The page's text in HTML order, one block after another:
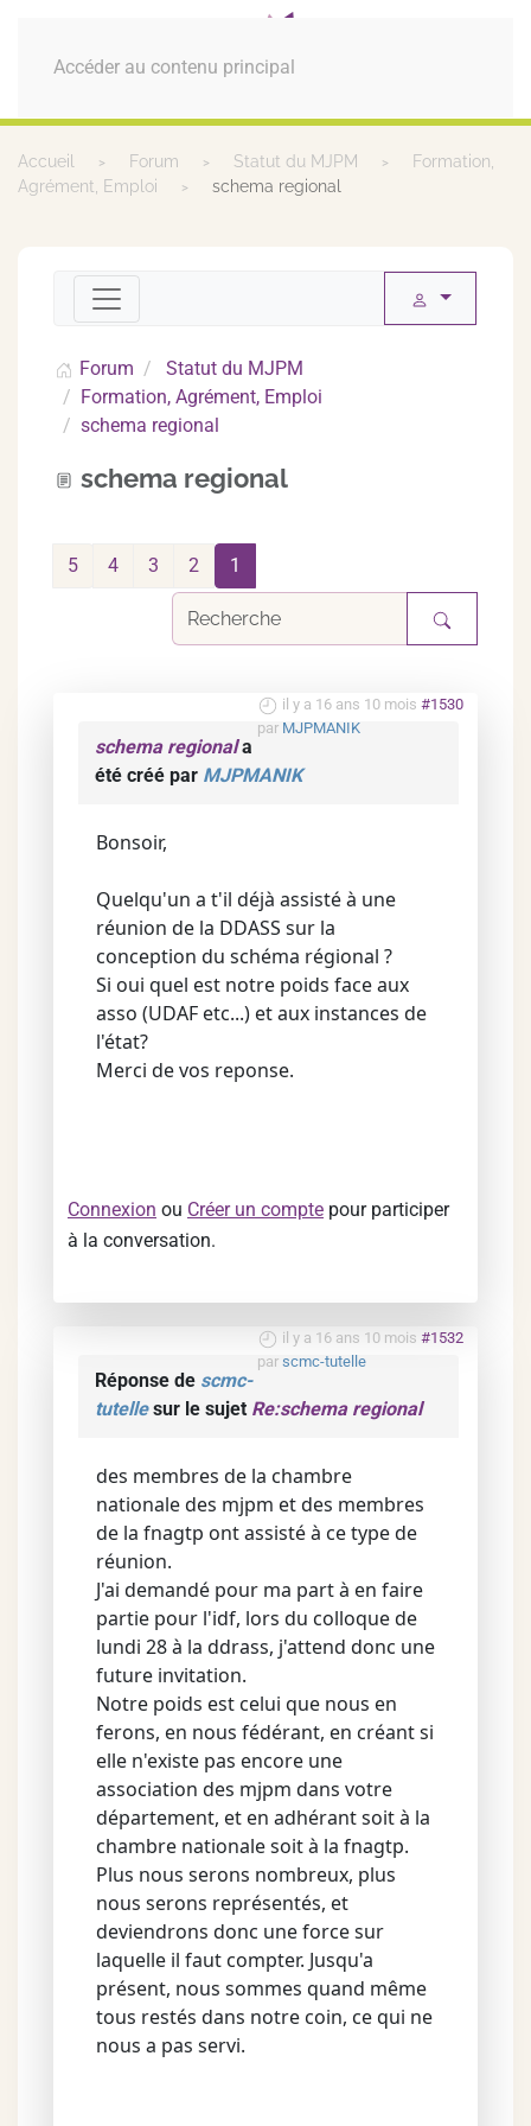
Accéder au contenu principal
MENU
Accueil Forum Statut du MJPM
Formation,
Agrément, Emploi
schema regional
Forum
Statut du MJPM
Formation, Agrément, Emploi
schema regional
schema regional
1
2
3
4
5
il y a 16 ans 10 mois #1530
par MJPMANIK
schema regionala
été créé par MJPMANIK
Bonsoir,
Quelqu'un a t'il déjà assisté à une
réunion de la DDASS sur la
conception du schéma régional ?
Si oui quel est notre poids face aux
asso (UDAF etc...) et aux instances de
l'état?
Merci de vos reponse.
Connexion ou Créer un compte pour participer
à la conversation.
il y a 16 ans 10 mois #1532
par scmc-tutelle
Réponse de scmc-
tutellesur le sujet Re:schema regional
des membres de la chambre
nationale des mjpm et des membres
de la fnagtp ont assisté à ce type de
réunion.
J'ai demandé pour ma part à en faire
partie pour l'idf, lors du colloque de
lundi 28 à la ddrass, j'attend donc une
future invitation.
Notre poids est celui que nous en
ferons, en nous fédérant, en créant si
elle n'existe pas encore une
association des mjpm dans votre
département, et en adhérant soit à la
chambre nationale soit à la fnagtp.
Plus nous serons nombreux, plus
nous serons représentés, et
deviendrons donc une force sur
laquelle il faut compter. Jusqu'a
présent, nous sommes quand même
tous restés dans notre coin, ce qui ne
nous a pas servi.